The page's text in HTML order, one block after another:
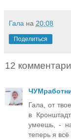
Гала на 20:08
Поделиться
12
Гала, от
в
умеешь, -
теперь я